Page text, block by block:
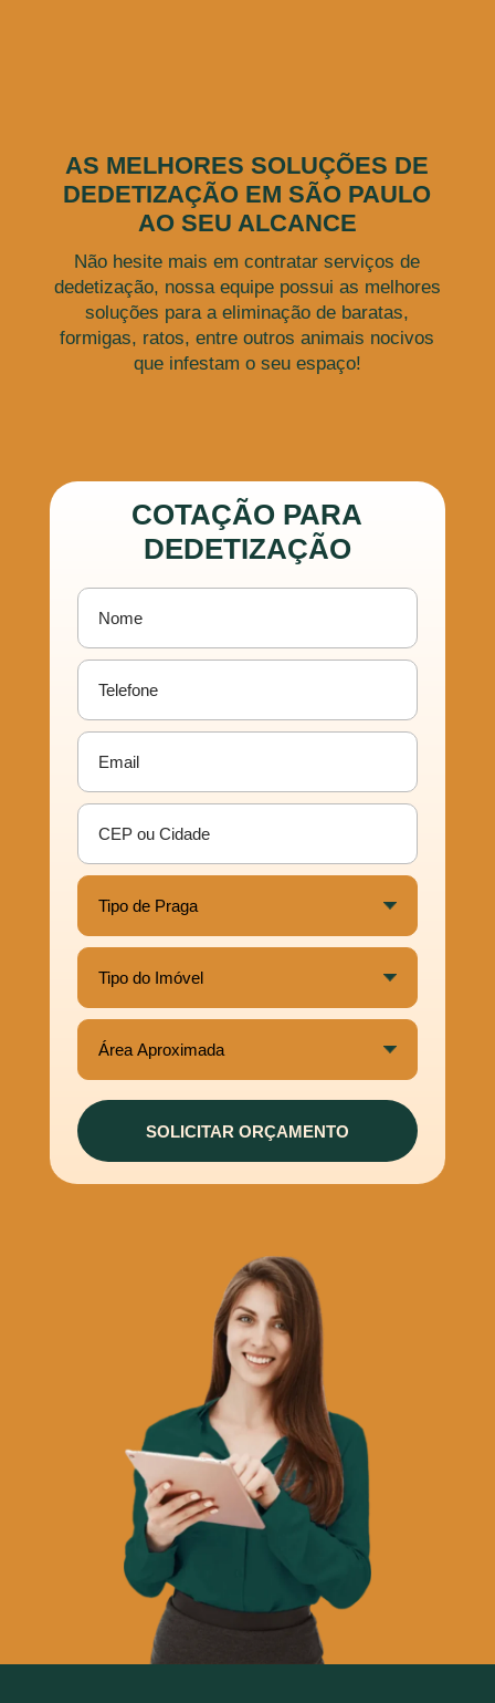
AS MELHORES SOLUÇÕES DE
DEDETIZAÇÃO EM SÃO PAULO
AO SEU ALCANCE
Não hesite mais em contratar serviços de
dedetização, nossa equipe possui as melhores
soluções para a eliminação de baratas,
formigas, ratos, entre outros animais nocivos
que infestam o seu espaço!
COTAÇÃO PARA
DEDETIZAÇÃO